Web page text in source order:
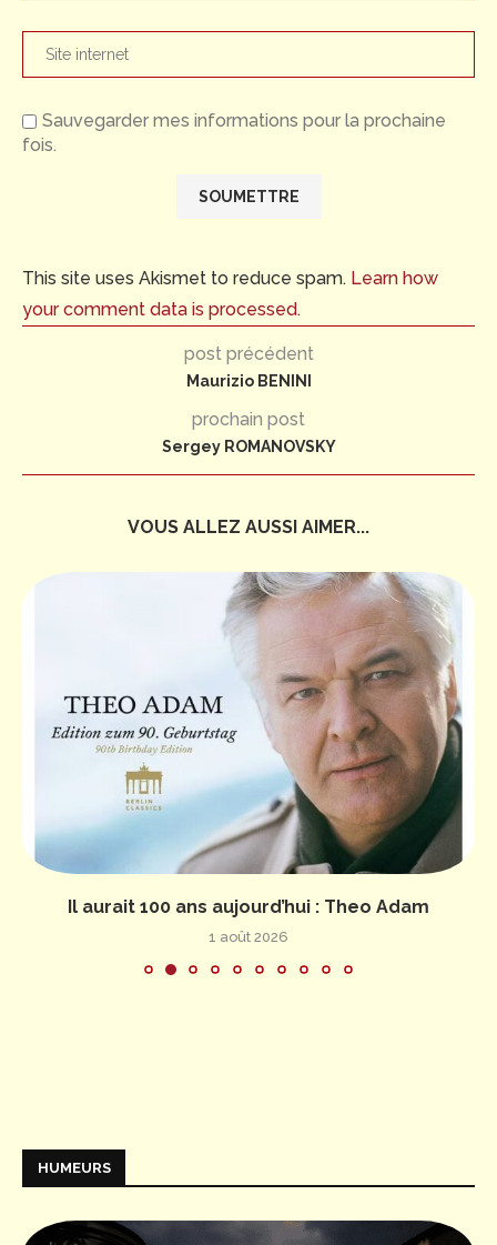
Sauvegarder mes informations pour la prochaine
fois.
This site uses Akismet to reduce spam. Learn how
your comment data is processed.
post précédent
Maurizio BENINI
prochain post
Sergey ROMANOVSKY
VOUS ALLEZ AUSSI AIMER...
Il aurait 100 ans aujourd’hui : Theo Adam
1 août 2026
HUMEURS